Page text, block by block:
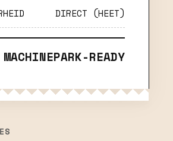
DIRECT (HEET)
MACHINEPARK-READY